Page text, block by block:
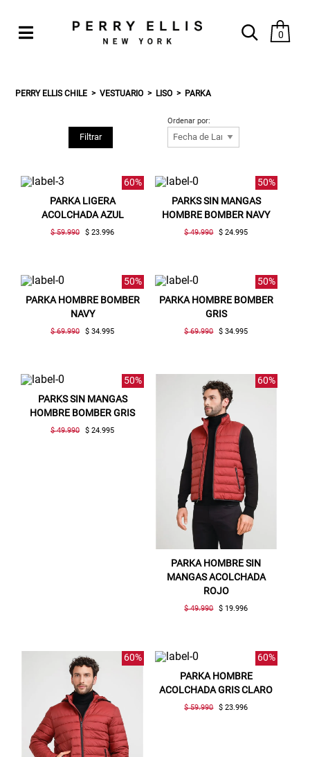
0
PERRY ELLIS CHILE VESTUARIO LISO PARKA
Filtrar
Ordenar por:
60%
PARKA LIGERA
ACOLCHADA AZUL
$ 59.990 $ 23.996
50%
PARKS SIN MANGAS
HOMBRE BOMBER NAVY
$ 49.990 $ 24.995
50%
PARKA HOMBRE BOMBER
NAVY
$ 69.990 $ 34.995
50%
PARKA HOMBRE BOMBER
GRIS
$ 69.990 $ 34.995
50%
PARKS SIN MANGAS
HOMBRE BOMBER GRIS
$ 49.990 $ 24.995
60%
PARKA HOMBRE SIN
MANGAS ACOLCHADA
ROJO
$ 49.990 $ 19.996
60% 60%
PARKA HOMBRE
ACOLCHADA GRIS CLARO
$ 59.990 $ 23.996
Gracias por inscribirte!